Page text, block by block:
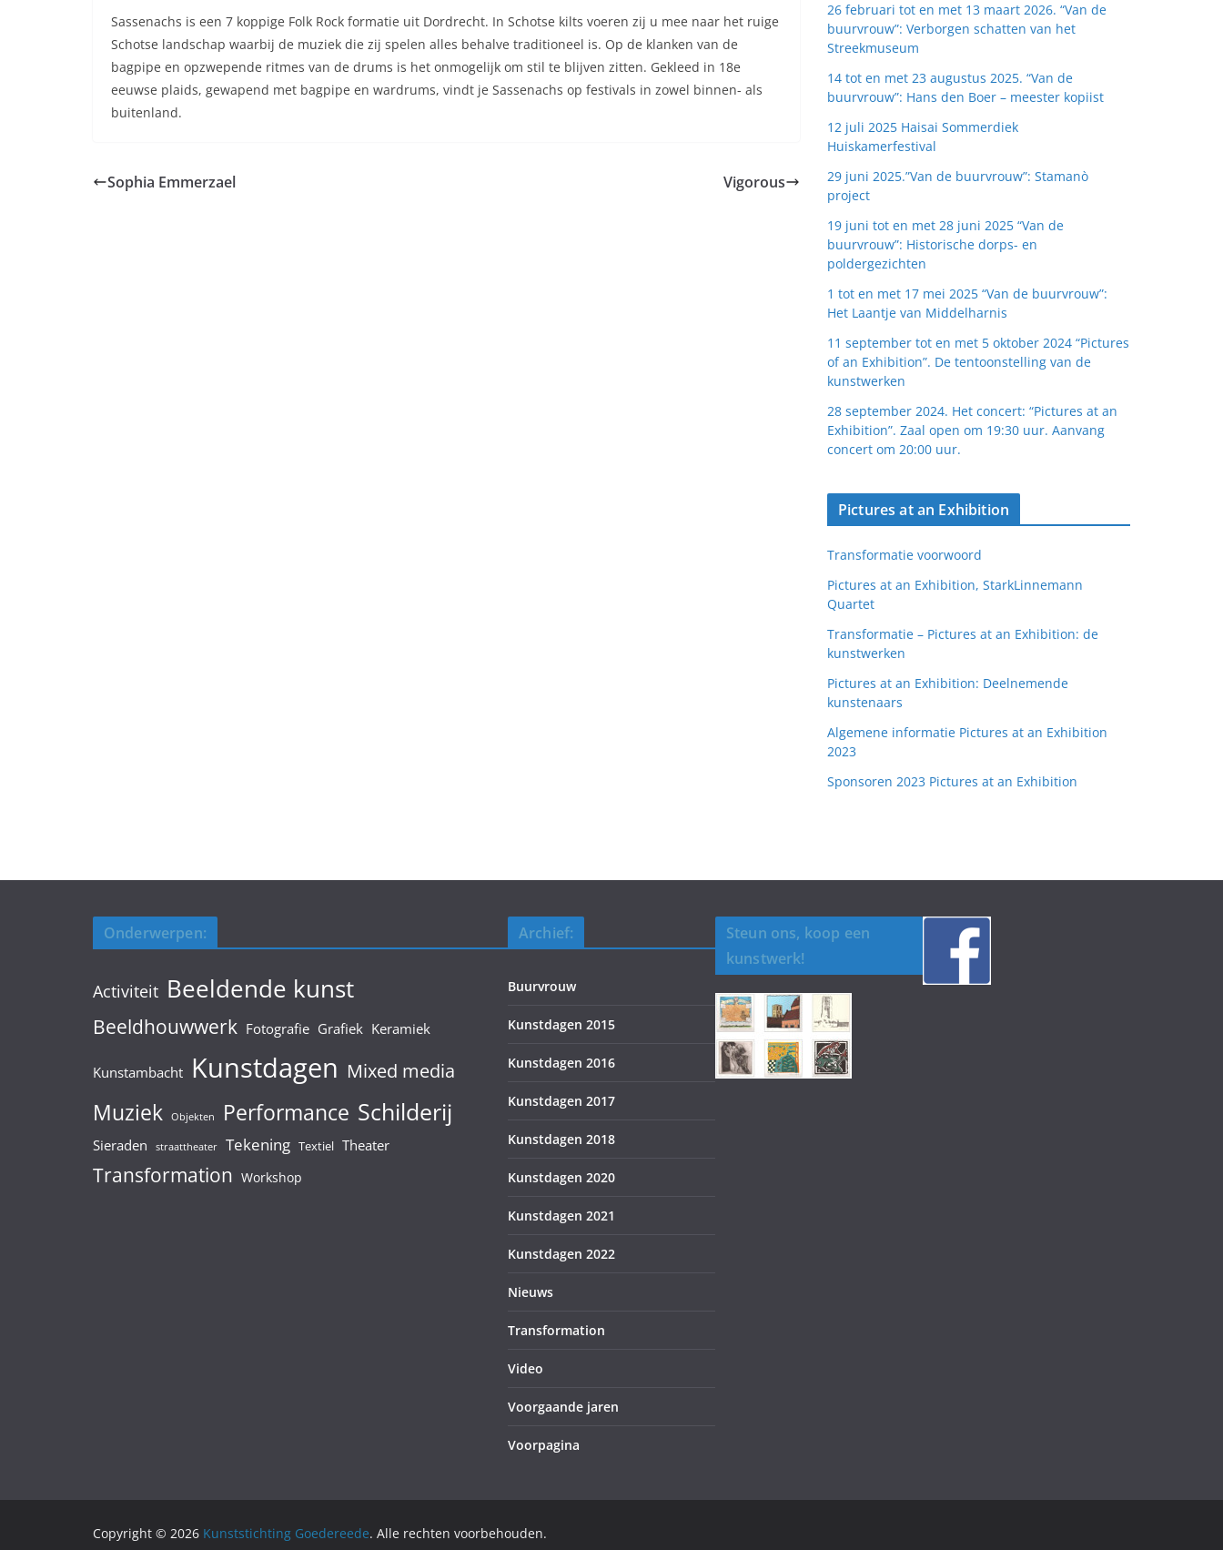
Sassenachs is een 7 koppige Folk Rock formatie uit Dordrecht. In Schotse kilts voeren zij u mee naar het ruige
Schotse landschap waarbij de muziek die zij spelen alles behalve traditioneel is. Op de klanken van de
bagpipe en opzwepende ritmes van de drums is het onmogelijk om stil te blijven zitten. Gekleed in 18e
eeuwse plaids, gewapend met bagpipe en wardrums, vindt je Sassenachs op festivals in zowel binnen- als
buitenland.
Sophia Emmerzael Vigorous
26 februari tot en met 13 maart 2026. “Van de
buurvrouw”: Verborgen schatten van het
Streekmuseum
14 tot en met 23 augustus 2025. “Van de
buurvrouw”: Hans den Boer – meester kopiist
12 juli 2025 Haisai Sommerdiek
Huiskamerfestival
29 juni 2025.”Van de buurvrouw”: Stamanò
project
19 juni tot en met 28 juni 2025 “Van de
buurvrouw”: Historische dorps- en
poldergezichten
1 tot en met 17 mei 2025 “Van de buurvrouw”:
Het Laantje van Middelharnis
11 september tot en met 5 oktober 2024 “Pictures
of an Exhibition”. De tentoonstelling van de
kunstwerken
28 september 2024. Het concert: “Pictures at an
Exhibition”. Zaal open om 19:30 uur. Aanvang
concert om 20:00 uur.
Pictures at an Exhibition
Transformatie voorwoord
Pictures at an Exhibition, StarkLinnemann
Quartet
Transformatie – Pictures at an Exhibition: de
kunstwerken
Pictures at an Exhibition: Deelnemende
kunstenaars
Algemene informatie Pictures at an Exhibition
2023
Sponsoren 2023 Pictures at an Exhibition
Onderwerpen:
Activiteit Beeldende kunst
Beeldhouwwerk Fotografie Grafiek Keramiek
Kunstambacht Kunstdagen Mixed media
Muziek Objekten Performance Schilderij
Sieraden straattheater Tekening Textiel Theater
Transformation Workshop
Archief:
Buurvrouw
Kunstdagen 2015
Kunstdagen 2016
Kunstdagen 2017
Kunstdagen 2018
Kunstdagen 2020
Kunstdagen 2021
Kunstdagen 2022
Nieuws
Transformation
Video
Voorgaande jaren
Voorpagina
Steun ons, koop een
kunstwerk!
Copyright © 2026 Kunststichting Goedereede. Alle rechten voorbehouden.